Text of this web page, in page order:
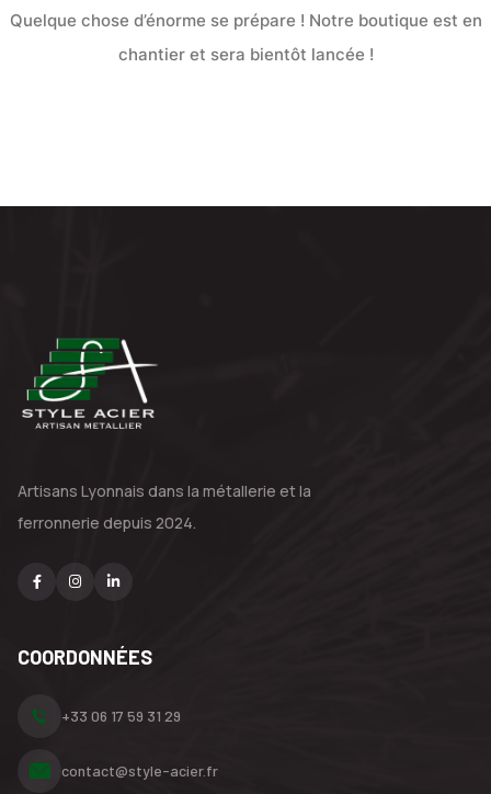
Quelque chose d’énorme se prépare ! Notre boutique est en
chantier et sera bientôt lancée !
Artisans Lyonnais dans la métallerie et la
ferronnerie depuis 2024.
COORDONNÉES
+33 06 17 59 31 29
contact@style-acier.fr